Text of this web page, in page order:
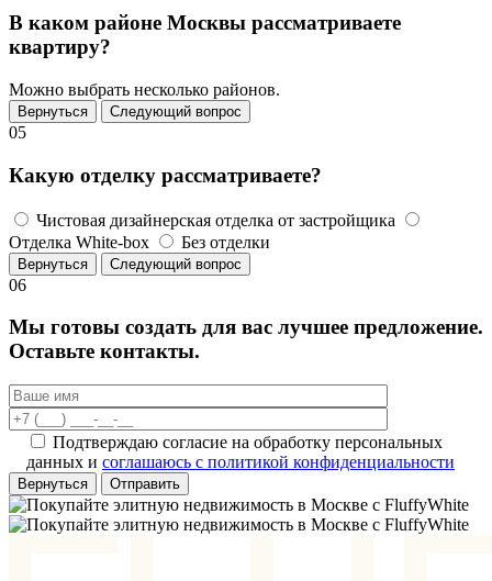
В каком районе Москвы рассматриваете
квартиру?
Можно выбрать несколько районов.
Вернуться Следующий вопрос
05
Какую отделку рассматриваете?
Чистовая дизайнерская отделка от застройщика
Отделка White-box
Без отделки
Вернуться Следующий вопрос
06
Мы готовы создать для вас лучшее предложение.
Оставьте контакты.
Подтверждаю согласие на обработку персональных
данных и соглашаюсь с политикой конфиденциальности
Вернуться